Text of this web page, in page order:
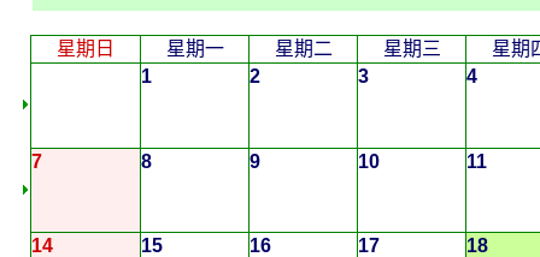
星期日 星期一 星期二 星期三
星期
1
2 3 4
7 8 9 10 11
14 15 16 17 18